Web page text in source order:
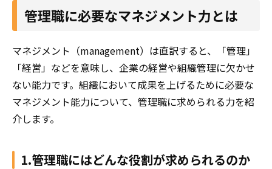
管理職に必要なマネジメント力とは
マネジメント（management）は直訳すると、「管理」
「経営」などを意味し、企業の経営や組織管理に欠かせ
ない能力です。組織において成果を上げるために必要な
マネジメント能力について、管理職に求められる力を紹
介します。
1.管理職にはどんな役割が求められるのか